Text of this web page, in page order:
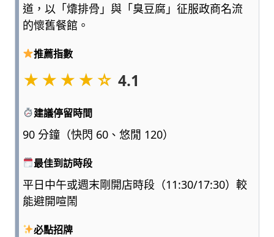
鑑，
誇、
用，
道，以「㸆排骨」與「臭豆腐」征服政商名流
的懷舊餐館。
推薦指數
★★★★☆ 4.1
建議停留時間
90 分鐘（快閃 60、悠閒 120）
最佳到訪時段
平日中午或週末剛開店時段（11:30/17:30）較
能避開喧鬧
必點招牌